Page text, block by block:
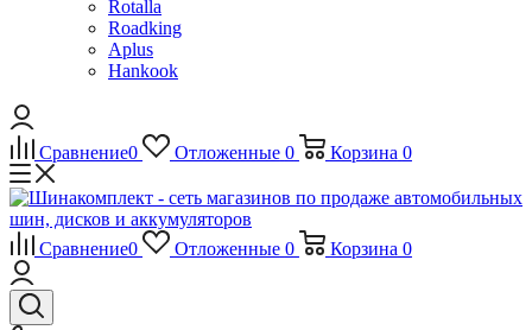
Rotalla
Roadking
Aplus
Hankook
Сравнение0 Отложенные 0 Корзина 0
Сравнение0 Отложенные 0 Корзина 0